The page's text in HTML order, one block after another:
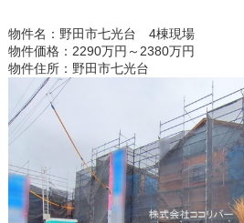
物件名：野田市七光台 4棟現場
物件価格：2290万円～2380万円
物件住所：野田市七光台